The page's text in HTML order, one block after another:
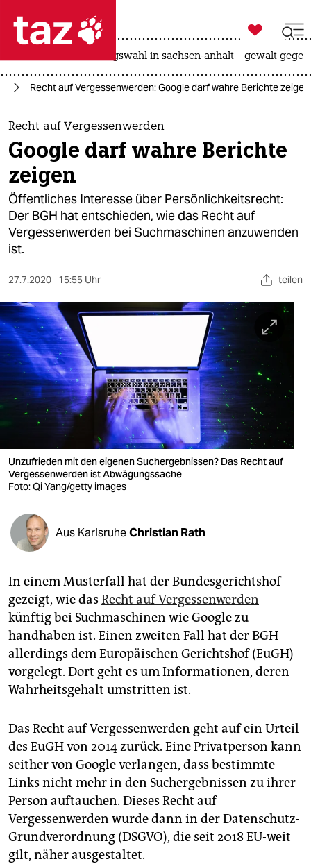
 taz zahl ich
taz zahl ich
themen
politik
öko
gesellschaft
kultur
sport
berlin
nord
wahrheit
verlag
veranstaltungen
shop
fragen & hilfe
unterstützen
genossenschaft
epaper login

taz zahl ich
landtagswahl in sachsen-anhalt gewalt
Recht auf Vergessenwerden: Google darf wahre Berichte zeigen
Recht auf Vergessenwerden
Google darf wahre Berichte
zeigen
Öffentliches Interesse über Persönlichkeitsrecht:
Der BGH hat entschieden, wie das Recht auf
Vergessenwerden bei Suchmaschinen anzuwenden
ist.
27.7.2020 15:55 Uhr teilen
Unzufrieden mit den eigenen Suchergebnissen? Das Recht auf
Vergessenwerden ist Abwägungssache
Foto: Qi Yang/getty images
Aus KarlsruheChristian Rath
In einem Musterfall hat der Bundesgerichtshof
gezeigt, wie das Recht auf Vergessenwerden
künftig bei Suchmaschinen wie Google zu
handhaben ist. Einen zweiten Fall hat der BGH
allerdings dem Europäischen Gerichtshof (EuGH)
vorgelegt. Dort geht es um Informationen, deren
Wahrheitsgehalt umstritten ist.
Das Recht auf Vergessenwerden geht auf ein Urteil
des EuGH von 2014 zurück. Eine Privatperson kann
seither von Google verlangen, dass bestimmte
Links nicht mehr in den Suchergebnissen zu ihrer
Person auftauchen. Dieses Recht auf
Vergessenwerden wurde dann in der Datenschutz-
Grundverordnung (DSGVO), die seit 2018 EU-weit
gilt, näher ausgestaltet.